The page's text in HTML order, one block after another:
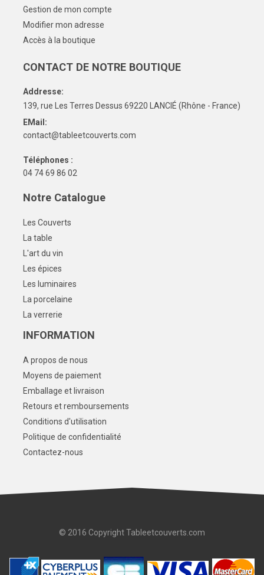
Gestion de mon compte
Modifier mon adresse
Accès à la boutique
CONTACT DE NOTRE BOUTIQUE
Addresse:
139, rue Les Terres Dessus 69220 LANCIÉ (Rhône - France)
EMail:
contact@tableetcouverts.com
Téléphones :
04 74 69 86 02
Notre Catalogue
Les Couverts
La table
L'art du vin
Les épices
Les luminaires
La porcelaine
La verrerie
INFORMATION
A propos de nous
Moyens de paiement
Emballage et livraison
Retours et remboursements
Conditions d'utilisation
Politique de confidentialité
Contactez-nous
© 2016 Copyright Tableetcouverts.com